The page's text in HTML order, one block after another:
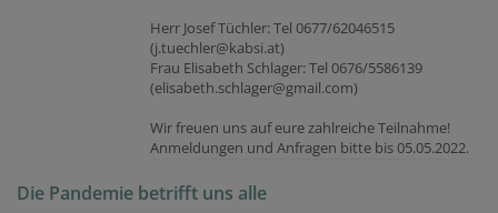
Herr Josef Tüchler: Tel 0677/62046515
(j.tuechler@kabsi.at)
Frau Elisabeth Schlager: Tel 0676/5586139
(elisabeth.schlager@gmail.com)
Wir freuen uns auf eure zahlreiche Teilnahme!
Anmeldungen und Anfragen bitte bis 05.05.2022.
Die Pandemie betrifft uns alle